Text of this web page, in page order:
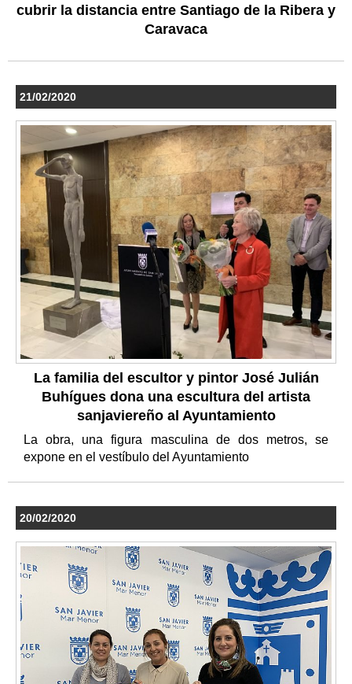
cubrir la distancia entre Santiago de la Ribera y
Caravaca
21/02/2020
La familia del escultor y pintor José Julián
Buhígues dona una escultura del artista
sanjaviereño al Ayuntamiento
La obra, una figura masculina de dos metros, se
expone en el vestíbulo del Ayuntamiento
20/02/2020